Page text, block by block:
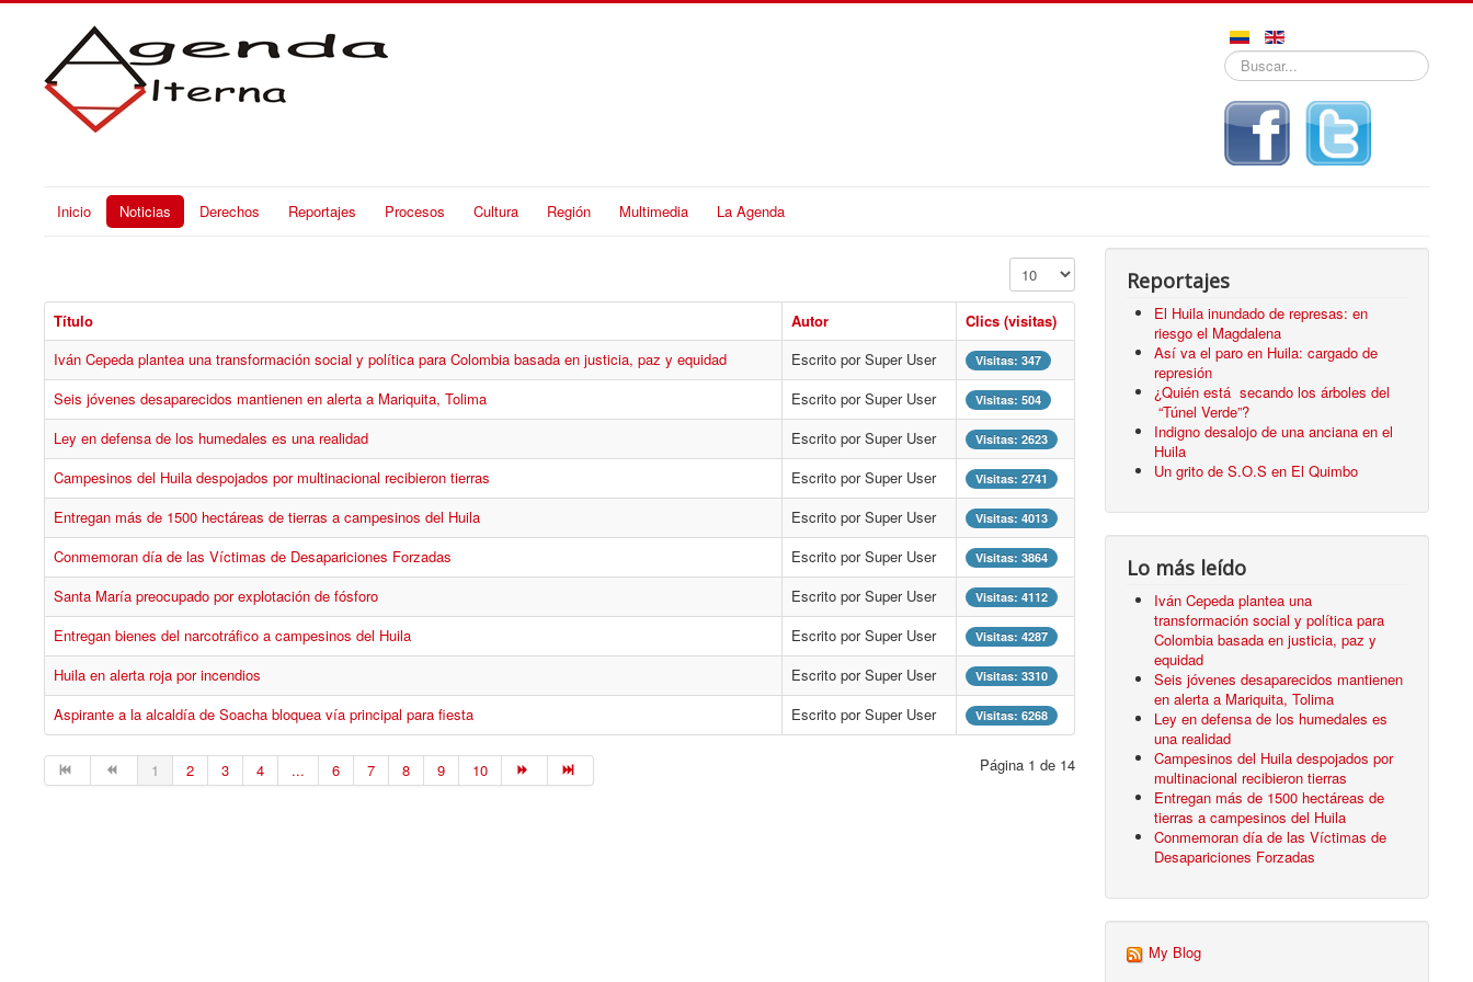
Buscar...
Inicio Noticias Derechos Reportajes Procesos Cultura Región Multimedia La Agenda
Mostrar #
Título Autor
Clics (visitas)
Iván Cepeda plantea una transformación social y política para Colombia basada en justicia, paz y equidad
Escrito por Super User Visitas: 347
Seis jóvenes desaparecidos mantienen en alerta a Mariquita, Tolima Escrito por Super User Visitas: 504
Ley en defensa de los humedales es una realidad Escrito por Super User Visitas: 2623
Campesinos del Huila despojados por multinacional recibieron tierras Escrito por Super User Visitas: 2741
Entregan más de 1500 hectáreas de tierras a campesinos del Huila Escrito por Super User Visitas: 4013
Conmemoran día de las Víctimas de Desapariciones Forzadas Escrito por Super User Visitas: 3864
Santa María preocupado por explotación de fósforo Escrito por Super User Visitas: 4112
Entregan bienes del narcotráfico a campesinos del Huila Escrito por Super User Visitas: 4287
Huila en alerta roja por incendios Escrito por Super User Visitas: 3310
Aspirante a la alcaldía de Soacha bloquea vía principal para fiesta Escrito por Super User Visitas: 6268
Página 1 de 14
1 2 3 4 ... 6 7 8 9 10
Reportajes
El Huila inundado de represas: en
riesgo el Magdalena
Así va el paro en Huila: cargado de
represión
¿Quién está secando los árboles del
“Túnel Verde”?
Indigno desalojo de una anciana en el
Huila
Un grito de S.O.S en El Quimbo
Lo más leído
Iván Cepeda plantea una
transformación social y política para
Colombia basada en justicia, paz y
equidad
Seis jóvenes desaparecidos mantienen
en alerta a Mariquita, Tolima
Ley en defensa de los humedales es
una realidad
Campesinos del Huila despojados por
multinacional recibieron tierras
Entregan más de 1500 hectáreas de
tierras a campesinos del Huila
Conmemoran día de las Víctimas de
Desapariciones Forzadas
My Blog